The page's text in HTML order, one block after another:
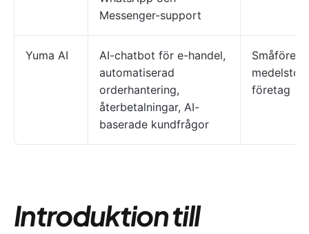
Messenger-support
Yuma AI
AI-chatbot för e-handel,
automatiserad
orderhantering,
återbetalningar, AI-
baserade kundfrågor
företag
Introduktion till